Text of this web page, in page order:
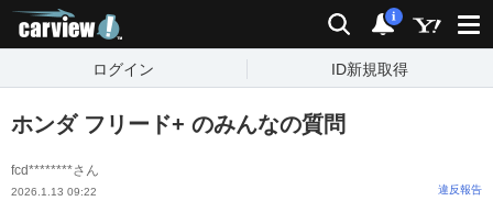
検索 通知
i
ログイン ID新規取得
ホンダ フリード+ のみんなの質問
fcd********さん
2026.1.13 09:22 違反報告